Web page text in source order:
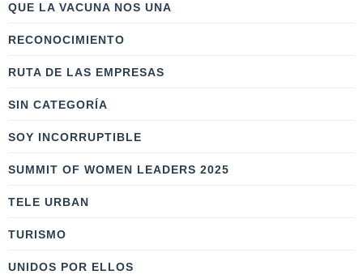
QUE LA VACUNA NOS UNA
RECONOCIMIENTO
RUTA DE LAS EMPRESAS
SIN CATEGORÍA
SOY INCORRUPTIBLE
SUMMIT OF WOMEN LEADERS 2025
TELE URBAN
TURISMO
UNIDOS POR ELLOS